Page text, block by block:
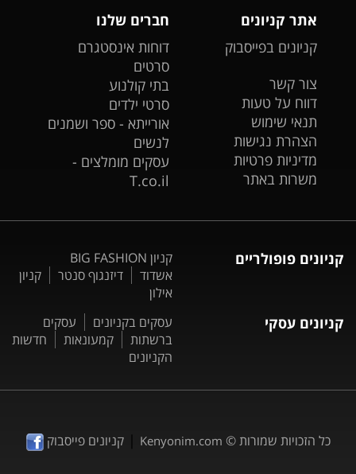
אתר קניונים
קניונים בפייסבוק
צור קשר
דווח על טעות
תנאי שימוש
הצהרת נגישות
מדיניות פרטיות
משרות באתר
חברים שלנו
דוחות אינסטגרם
סרטים
בתי קולנוע
סרטי ילדים
אורייתא - ספר ושמנים
לנשים
עסקים מומלצים -
T.co.il
קניונים פופולריים
קניון BIG FASHION
אשדוד
דיזנגוף סנטר
קניון
אילון
קניונים עסקי עסקים בקניונים
עסקים
ברשתות
קמעונאות
חדשות
הקניונים
כל הזכויות שמורות © Kenyonim.com
|קניונים פייסבוק